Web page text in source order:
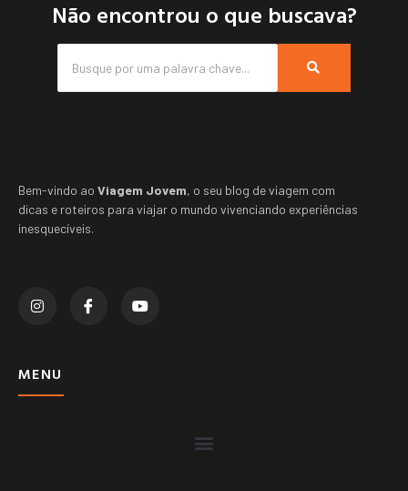
Não encontrou o que buscava?
Bem-vindo ao Viagem Jovem, o seu blog de viagem com
dicas e roteiros para viajar o mundo vivenciando experiências
inesquecíveis.
MENU